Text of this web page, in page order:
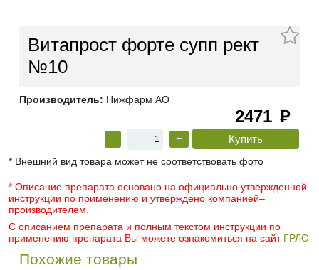
Витапрост форте супп рект
№10
Производитель: Нижфарм АО
2471 руб
- +
* Внешний вид товара может не соответствовать фото
* Описание препарата основано на официально утвержденной
инструкции по применению и утверждено компанией–
производителем.
С описанием препарата и полным текстом инструкции по
применению препарата Вы можете ознакомиться на сайт ГРЛС
Похожие товары